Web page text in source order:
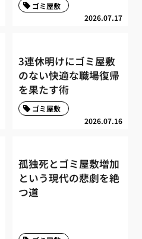
2026.07.17
ゴミ屋敷
3連休明けにゴミ屋敷
のない快適な職場復帰
を果たす術
2026.07.16
ゴミ屋敷
孤独死とゴミ屋敷増加
という現代の悲劇を絶
つ道